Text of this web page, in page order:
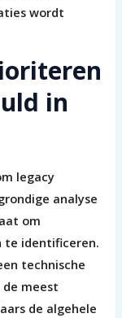
wordt
in
legacy
analyse
om
te identificeren.
technische
meest
de algehele